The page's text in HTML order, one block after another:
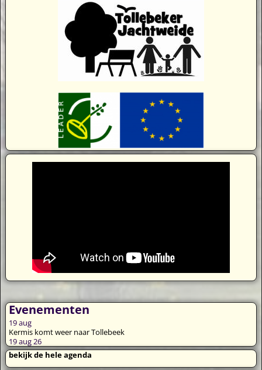
Evenementen
19aug
Kermis komt weer naar Tollebeek
19 aug 26
bekijk de hele agenda